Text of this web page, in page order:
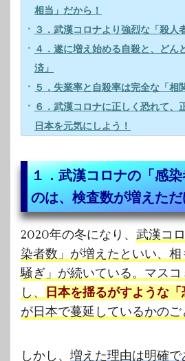
相当」だから！
３．武漢コロナより強烈な「殺人
４．遂に増え始める自殺と、どん
済」
５．失業率と自殺率は完全な「相
６．武漢コロナに正しく恐れて、
日本を元気にしよう！
１．武漢コロナの「感
のは、検査数が増えただ
2020年の冬になり、 武漢コ
染者数」が増えたといい、
騒ぎ」が続いている。マス
し、
日本を揺るがすような「
が日本で蔓延しているかのご
しかし、 増えた理由は明確で